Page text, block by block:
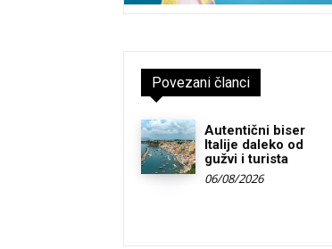
Povezani članci
Autentični biser
Italije daleko od
gužvi i turista
06/08/2026